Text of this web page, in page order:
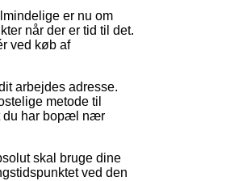
er nu om
når der er tid til det.
ved køb af
arbejdes adresse.
metode til
du har bopæl nær
skal bruge dine
ved den